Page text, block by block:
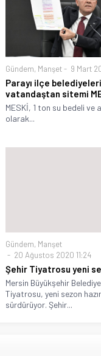
Gündem, Manşet 9 Mart
Parayı ilçe
vatandaştan sitemi
MESKİ, 1 ton su bedeli ve
olarak...
Gündem, Manşet
20 Ağustos 2020 11:24
Şehir Tiyatrosu yeni
Mersin Büyükşehir
Tiyatrosu, yeni sezon
sürdürüyor. Şehir...